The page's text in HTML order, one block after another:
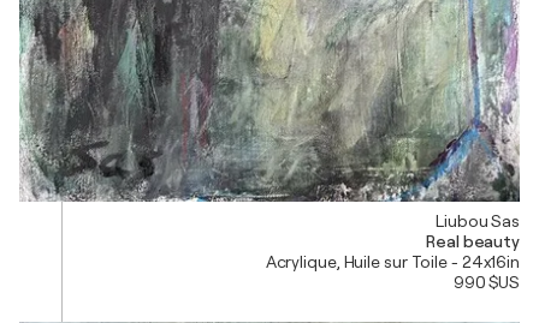
Liubou Sas
Real beauty
Acrylique, Huile sur Toile - 24x16in
990 $US